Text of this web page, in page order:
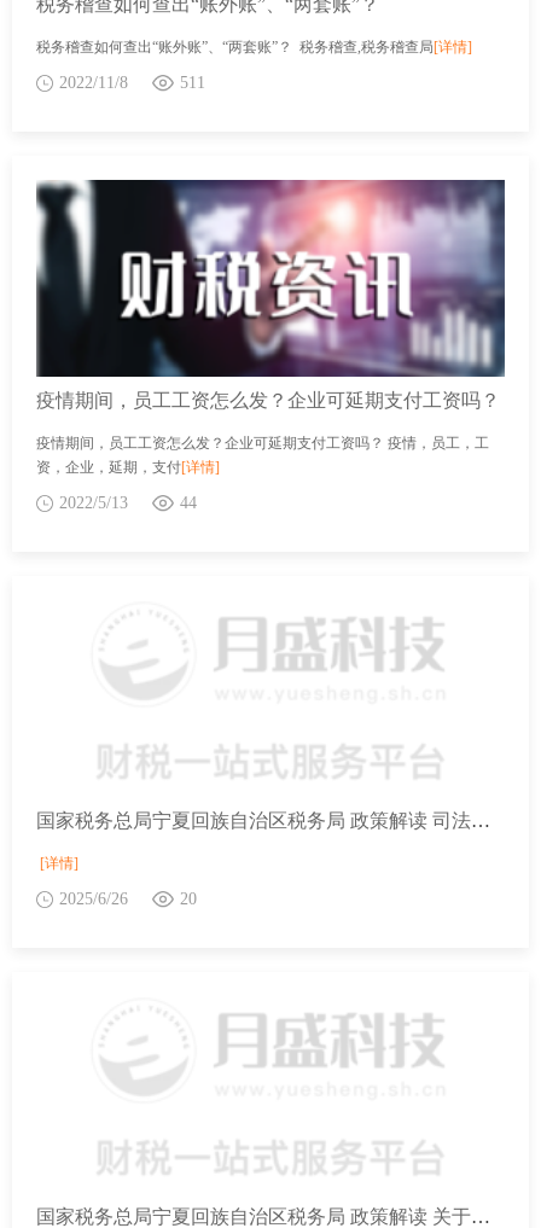
税务稽查如何查出“账外账”、“两套账”？
税务稽查如何查出“账外账”、“两套账”？ 税务稽查,税务稽查局[详情]
2022/11/8 511
疫情期间，员工工资怎么发？企业可延期支付工资吗？
疫情期间，员工工资怎么发？企业可延期支付工资吗？ 疫情，员工，工
资，企业，延期，支付[详情]
2022/5/13 44
国家税务总局宁夏回族自治区税务局 政策解读 司法部 税务总局负责人就《互联网平台企业涉税信息报送规定》答记者问
[详情]
2025/6/26 20
国家税务总局宁夏回族自治区税务局 政策解读 关于《国家税务总局关于企业预缴申报享受研发费用加计扣除优惠政策有关事项的公告》的政策解读